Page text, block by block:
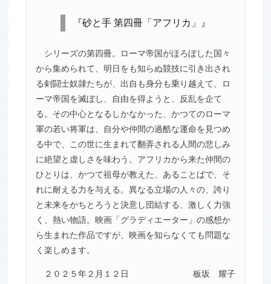
『砂と手 第四冊「アフリカ」』
シリーズの第四冊。ローマ帝国がほろぼした国々
から集められて、明日をも知らぬ競技に引き出され
る剣闘士奴隷たちが、出自も身分も乗り越えて、ロ
ーマ帝国を滅ぼし、自由を得ようと、反乱を企て
る。その中心となるしかなかった、かつてのローマ
軍の若い将軍は、自分や仲間の過酷な運命を見つめ
る中で、この世に生まれて翻弄される人間の悲しみ
に絶望と虚しさを味わう。アフリカから来た仲間の
ひとりは、かつて祖母が教えた、あることばで、そ
れに耐える力を与える。異なる立場の人々の、誇り
と未来をかちとろうと決意し団結する、激しく力強
く、熱い物語。映画「グラディエーター」の感想か
ら生まれた作品ですが、映画を知らなくても問題な
く楽しめます。
２０２５年２月１２日 板坂 耀子